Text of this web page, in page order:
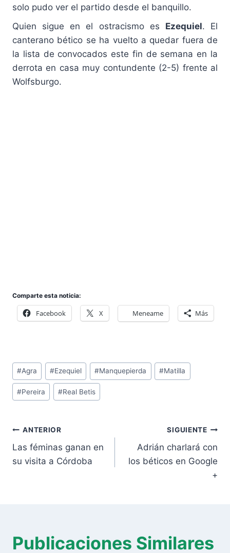
solo pudo ver el partido desde el banquillo.
Quien sigue en el ostracismo es Ezequiel. El
canterano bético se ha vuelto a quedar fuera de
la lista de convocados este fin de semana en la
derrota en casa muy contundente (2-5) frente al
Wolfsburgo.
Comparte esta noticia:
Facebook X Meneame Más
Etiquetas
de
la
#Agra #Ezequiel #Manquepierda #Matilla
#Pereira #Real Betis
Navegación
de
entradas
ANTERIOR
Las féminas ganan en
su visita a Córdoba
SIGUIENTE
Adrián charlará con
los béticos en Google
+
Publicaciones Similares